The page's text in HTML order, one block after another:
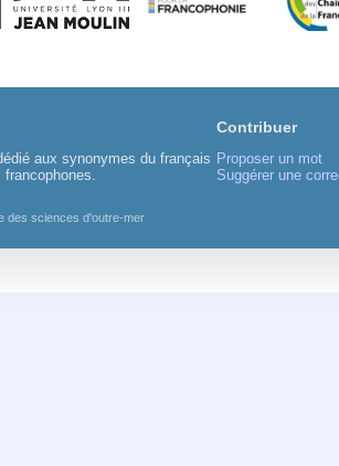
aux synonymes du français
Contribuer
Proposer un mot
Suggérer une
des sciences d'outre-mer